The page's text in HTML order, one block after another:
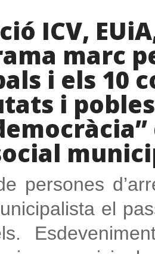
ICV,
marc
i els 10
i
persones
el